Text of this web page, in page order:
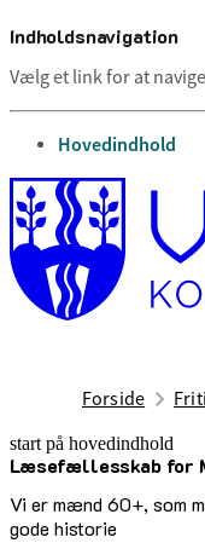
Indholdsnavigation
Vælg et link for at
gå til
Hovedindhold
Forside
start på hovedindhold
Læsefællesskab for
Vi er mænd 60+, som
gode historie
senest opdateret 15. juli